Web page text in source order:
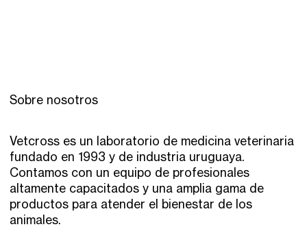
Sobre nosotros
Vetcross es un laboratorio de medicina veterinaria
fundado en 1993 y de industria uruguaya.
Contamos con un equipo de profesionales
altamente capacitados y una amplia gama de
productos para atender el bienestar de los
animales.